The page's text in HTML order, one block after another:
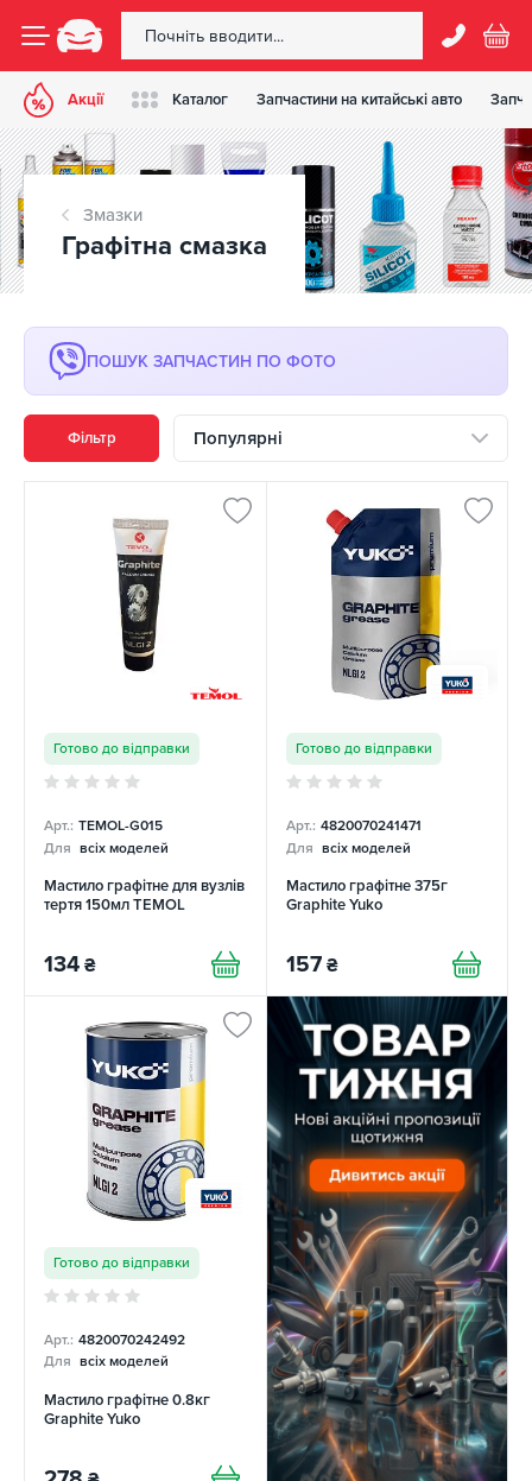
Акції Каталог Запчастини на китайські авто
Змазки
Графітна смазка
ПОШУК ЗАПЧАСТИН ПО ФОТО
Фільтр Популярні
Готово до відправки
Арт.: TEMOL-G015
Для всіх моделей
Мастило графітне для вузлів
тертя 150мл TEMOL
134 ₴
Готово до відправки
Арт.: 4820070241471
Для всіх моделей
Мастило графітне 375г
Graphite Yuko
157 ₴
Готово до відправки
Арт.: 4820070242492
Для всіх моделей
Мастило графітне 0.8кг
Graphite Yuko